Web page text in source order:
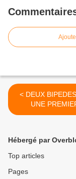
< DEUX BIPEDES POUR
UNE
Hébergé par
Top articles
Pages